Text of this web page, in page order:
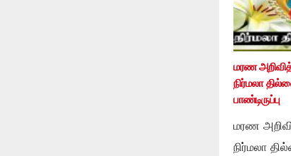
மரண
நிர்மலா
பாண்டிருப்பு
மரண
நிர்மலா